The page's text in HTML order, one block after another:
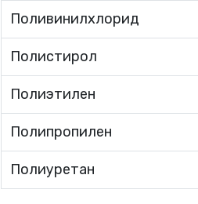
Поливинилхлорид
Полистирол
Полиэтилен
Полипропилен
Полиуретан